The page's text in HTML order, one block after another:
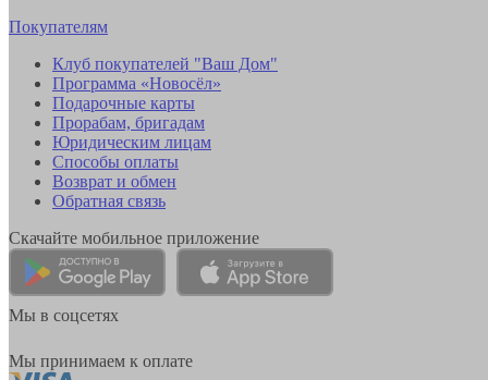
Покупателям
Клуб покупателей "Ваш Дом"
Программа «Новосёл»
Подарочные карты
Прорабам, бригадам
Юридическим лицам
Способы оплаты
Возврат и обмен
Обратная связь
Скачайте мобильное приложение
Мы в соцсетях
Мы принимаем к оплате